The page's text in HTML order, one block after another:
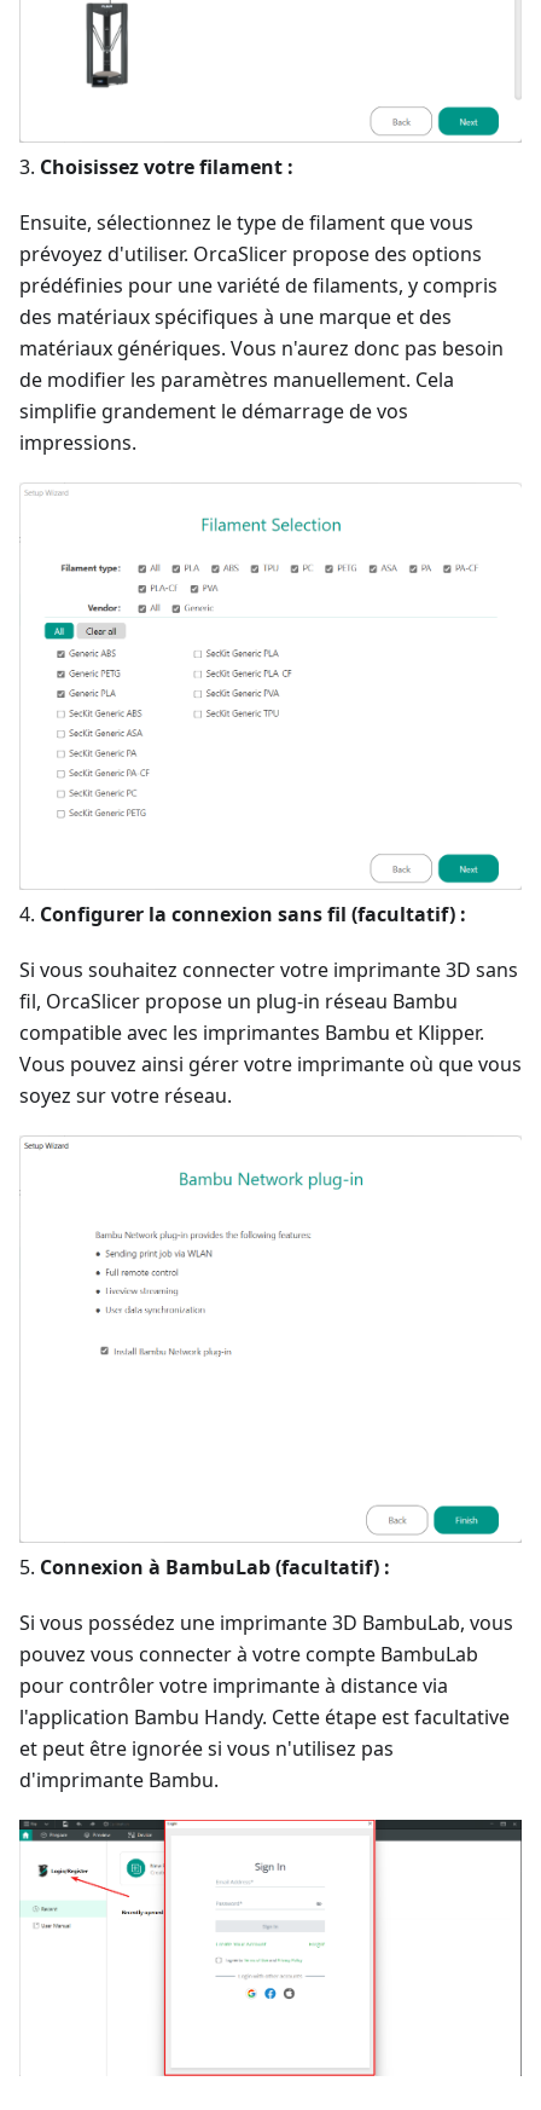
3. Choisissez votre filament :
Ensuite, sélectionnez le type de filament que vous
prévoyez d'utiliser. OrcaSlicer propose des options
prédéfinies pour une variété de filaments, y compris
des matériaux spécifiques à une marque et des
matériaux génériques. Vous n'aurez donc pas besoin
de modifier les paramètres manuellement. Cela
simplifie grandement le démarrage de vos
impressions.
4. Configurer la connexion sans fil (facultatif) :
Si vous souhaitez connecter votre imprimante 3D sans
fil, OrcaSlicer propose un plug-in réseau Bambu
compatible avec les imprimantes Bambu et Klipper.
Vous pouvez ainsi gérer votre imprimante où que vous
soyez sur votre réseau.
5. Connexion à BambuLab (facultatif) :
Si vous possédez une imprimante 3D BambuLab, vous
pouvez vous connecter à votre compte BambuLab
pour contrôler votre imprimante à distance via
l'application Bambu Handy. Cette étape est facultative
et peut être ignorée si vous n'utilisez pas
d'imprimante Bambu.